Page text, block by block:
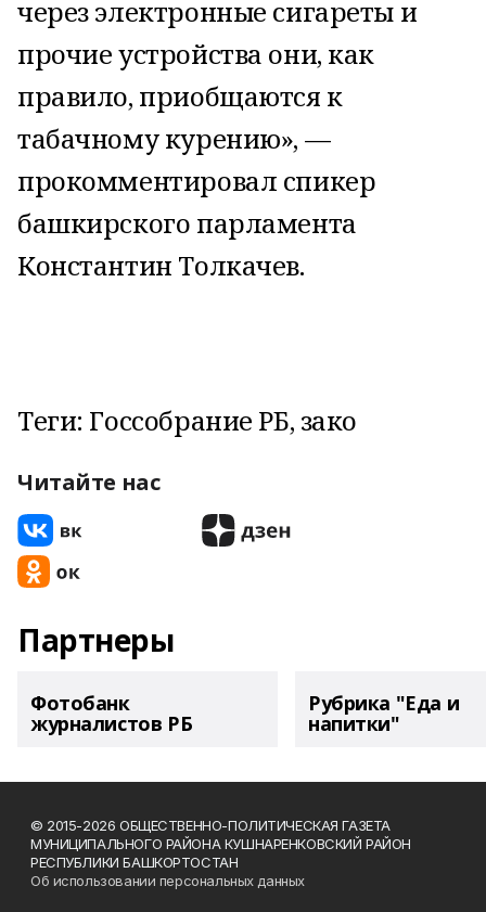
через электронные сигареты и
прочие устройства они, как
правило, приобщаются к
табачному курению», —
прокомментировал спикер
башкирского парламента
Константин Толкачев.
Теги: Госсобрание РБ, зако
Читайте нас
Партнеры
Фотобанк
журналистов РБ
Рубрика "Еда и
напитки"
© 2015-2026 ОБЩЕСТВЕННО-ПОЛИТИЧЕСКАЯ ГАЗЕТА
МУНИЦИПАЛЬНОГО РАЙОНА КУШНАРЕНКОВСКИЙ РАЙОН
РЕСПУБЛИКИ БАШКОРТОСТАН
Об использовании персональных данных